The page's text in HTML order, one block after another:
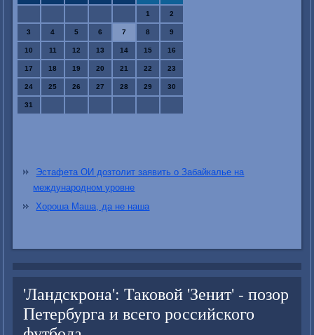
1 2
3 4 5 6 7 8 9
10 11 12 13 14 15 16
17 18 19 20 21 22 23
24 25 26 27 28 29 30
31
Эстафета ОИ дозтолит заявить о Забайкалье на
международном уровне
Хороша Маша, да не наша
'Ландскрона': Таковой 'Зенит' - позор
Петербурга и всего российского